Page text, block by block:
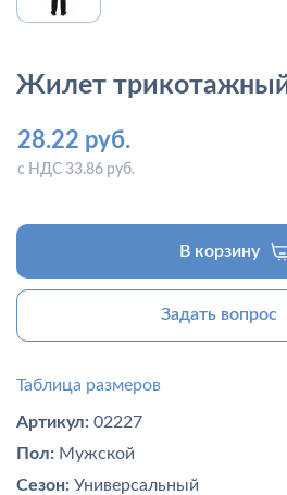
Жилет
28.22 руб.
с НДС 33.86 руб.
В корзину
Задать вопрос
Таблица размеров
Артикул: 02227
Пол: Мужской
Сезон: Универсальный